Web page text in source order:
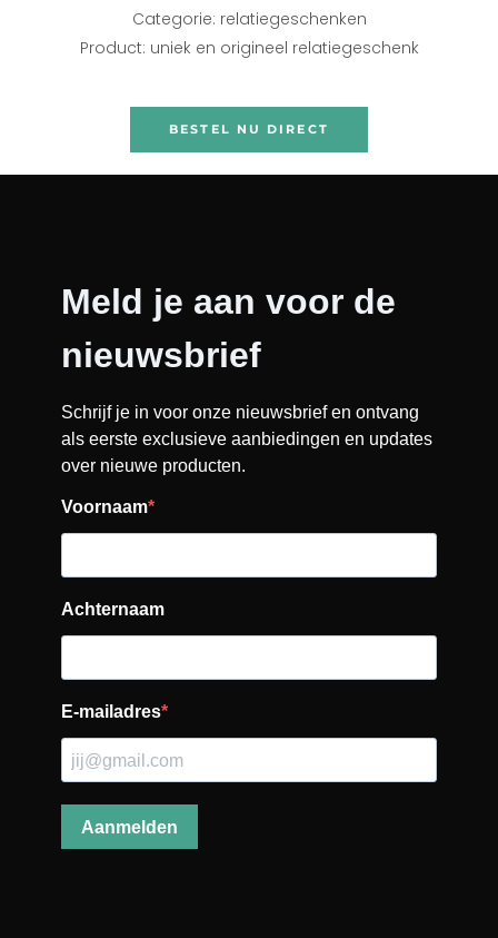
Categorie: relatiegeschenken
Product: uniek en origineel relatiegeschenk
BESTEL NU DIRECT